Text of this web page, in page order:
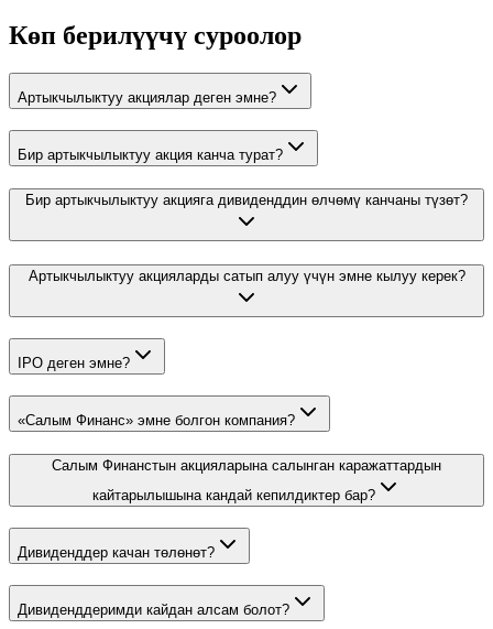
Көп берилүүчү суроолор
Артыкчылыктуу акциялар деген эмне?
Бир артыкчылыктуу акция канча турат?
Бир артыкчылыктуу акцияга дивиденддин өлчөмү канчаны түзөт?
Артыкчылыктуу акцияларды сатып алуу үчүн эмне кылуу керек?
IPO деген эмне?
«Салым Финанс» эмне болгон компания?
Салым Финанстын акцияларына салынган каражаттардын
кайтарылышына кандай кепилдиктер бар?
Дивиденддер качан төлөнөт?
Дивиденддеримди кайдан алсам болот?